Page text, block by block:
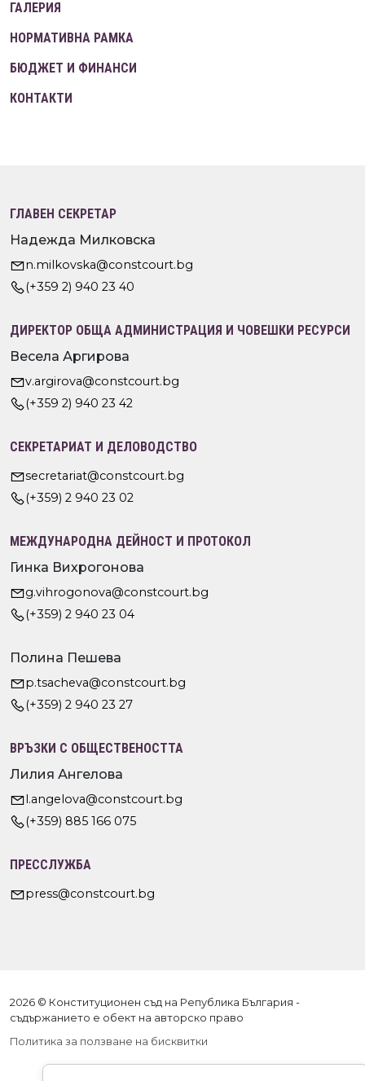
ГАЛЕРИЯ
НОРМАТИВНА РАМКА
БЮДЖЕТ И ФИНАНСИ
КОНТАКТИ
ГЛАВЕН СЕКРЕТАР
Надежда Милковска
n.milkovska@constcourt.bg
(+359 2) 940 23 40
ДИРЕКТОР ОБЩА АДМИНИСТРАЦИЯ И ЧОВЕШКИ РЕСУРСИ
Весела Аргирова
v.argirova@constcourt.bg
(+359 2) 940 23 42
СЕКРЕТАРИАТ И ДЕЛОВОДСТВО
secretariat@constcourt.bg
(+359) 2 940 23 02
МЕЖДУНАРОДНА ДЕЙНОСТ И ПРОТОКОЛ
Гинка Вихрогонова
g.vihrogonova@constcourt.bg
(+359) 2 940 23 04
Полина Пешева
p.tsacheva@constcourt.bg
(+359) 2 940 23 27
ВРЪЗКИ С ОБЩЕСТВЕНОСТТА
Лилия Ангелова
l.angelova@constcourt.bg
(+359) 885 166 075
ПРЕССЛУЖБА
press@constcourt.bg
2026 © Конституционен съд на Република България -
съдържанието е обект на авторско право
Политика за ползване на бисквитки